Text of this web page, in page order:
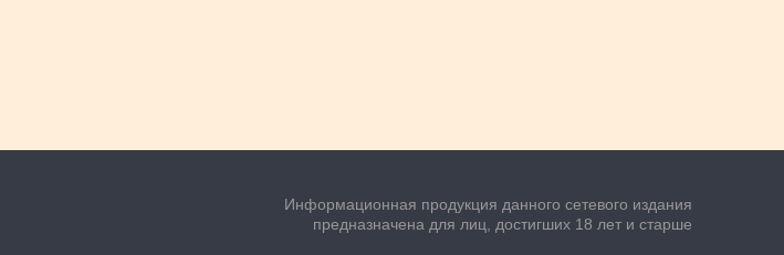
Информационная продукция данного сетевого издания
предназначена для лиц, достигших 18 лет и старше